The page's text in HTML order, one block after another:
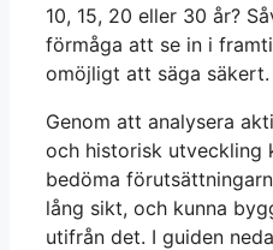
10, 15, 20 eller 30 år?
förmåga att se in i
omöjligt att säga säkert.
Genom att analysera
och historisk utveckling
bedöma
lång sikt, och kunna
utifrån det. I guiden